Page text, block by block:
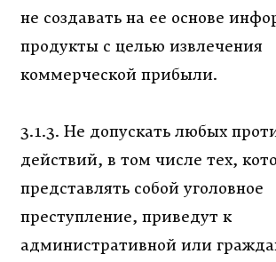
не создавать на ее основе
продукты с целью извлечения
коммерческой прибыли.
3.1.3. Не допускать любых
действий, в том числе тех,
представлять собой уголовное
преступление, приведут к
административной или